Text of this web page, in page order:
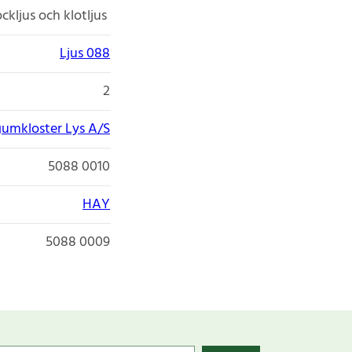
och klotljus
Ljus 088
2
Lys A/S
5088 0010
HAY
5088 0009